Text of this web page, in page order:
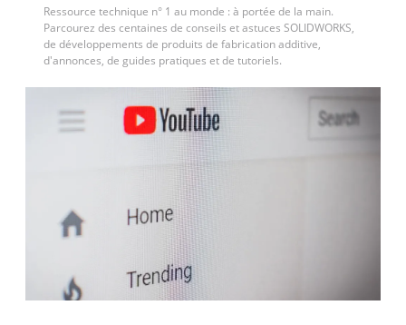
Ressource technique n° 1 au monde : à portée de la main.
Parcourez des centaines de conseils et astuces SOLIDWORKS,
de développements de produits de fabrication additive,
d'annonces, de guides pratiques et de tutoriels.